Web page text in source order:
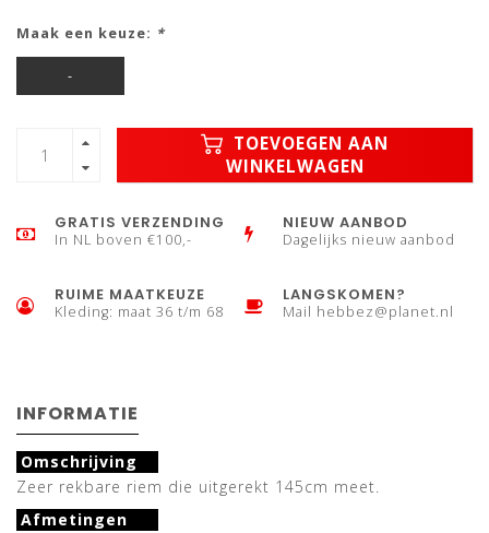
Maak een keuze: *
-
TOEVOEGEN AAN
WINKELWAGEN
GRATIS VERZENDING
In NL boven €100,-
NIEUW AANBOD
Dagelijks nieuw aanbod
RUIME MAATKEUZE
Kleding: maat 36 t/m 68
LANGSKOMEN?
Mail hebbez@planet.nl
INFORMATIE
Omschrijving
Zeer rekbare riem die uitgerekt 145cm meet.
Afmetingen